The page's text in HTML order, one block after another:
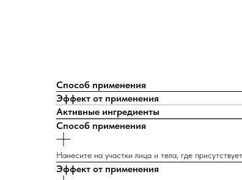
Способ применения
Эффект от применения
Активные ингредиенты
Способ применения
Нанесите на участки лица и тела, где
Эффект от применения